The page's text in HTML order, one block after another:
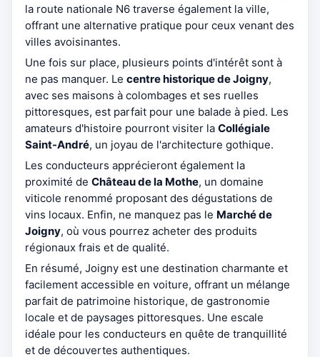
la route nationale N6 traverse également la ville,
offrant une alternative pratique pour ceux venant des
villes avoisinantes.
Une fois sur place, plusieurs points d'intérêt sont à
ne pas manquer. Le centre historique de Joigny,
avec ses maisons à colombages et ses ruelles
pittoresques, est parfait pour une balade à pied. Les
amateurs d'histoire pourront visiter la Collégiale
Saint-André, un joyau de l'architecture gothique.
Les conducteurs apprécieront également la
proximité de Château de la Mothe, un domaine
viticole renommé proposant des dégustations de
vins locaux. Enfin, ne manquez pas le Marché de
Joigny, où vous pourrez acheter des produits
régionaux frais et de qualité.
En résumé, Joigny est une destination charmante et
facilement accessible en voiture, offrant un mélange
parfait de patrimoine historique, de gastronomie
locale et de paysages pittoresques. Une escale
idéale pour les conducteurs en quête de tranquillité
et de découvertes authentiques.